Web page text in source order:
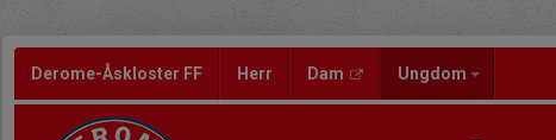
Derome-Åskloster FF Herr Dam Ungdom